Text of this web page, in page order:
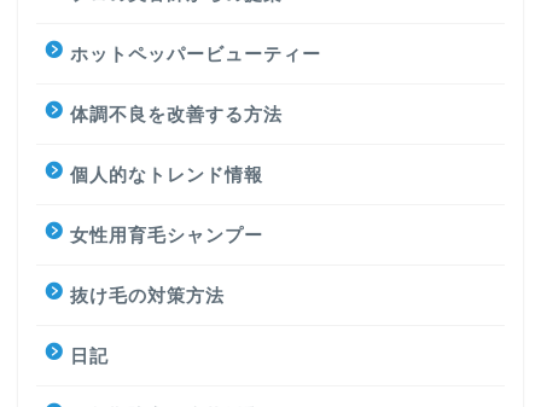
ホットペッパービューティー
体調不良を改善する方法
個人的なトレンド情報
女性用育毛シャンプー
抜け毛の対策方法
日記